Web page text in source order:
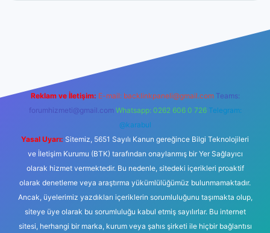
m elexbet
Reklam ve İletişim: E-mail: backlinkpaneli@gmail.com Teams:
forumhizmeti@gmail.com Whatsapp: 0262 606 0 726 Telegram:
@karabul
Yasal Uyarı: Sitemiz, 5651 Sayılı Kanun gereğince Bilgi Teknolojileri
ve İletişim Kurumu (BTK) tarafından onaylanmış bir Yer Sağlayıcı
olarak hizmet vermektedir. Bu nedenle, sitedeki içerikleri proaktif
olarak denetleme veya araştırma yükümlülüğümüz bulunmamaktadır.
Ancak, üyelerimiz yazdıkları içeriklerin sorumluluğunu taşımakta olup,
siteye üye olarak bu sorumluluğu kabul etmiş sayılırlar. Bu internet
sitesi, herhangi bir marka, kurum veya şahıs şirketi ile hiçbir bağlantısı